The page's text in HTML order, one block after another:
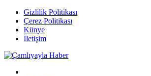
Gizlilik Politikası
Çerez Politikası
Künye
İletişim